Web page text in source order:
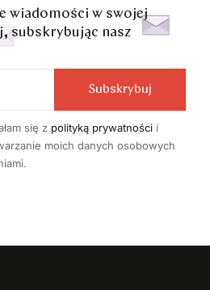
wiadomości w swojej
subskrybując nasz
się z polityką prywatności i
moich danych osobowych
Subskrybuj